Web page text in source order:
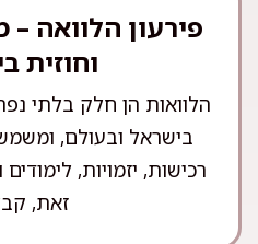
פירעון הלוואה
וחוזית
הלוואות הן חלק בלתי
בישראל ובעולם,
רכישות, יזמויות,
זאת,